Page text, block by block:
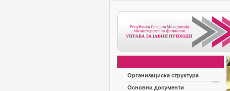
Организациска структура
Основни документи